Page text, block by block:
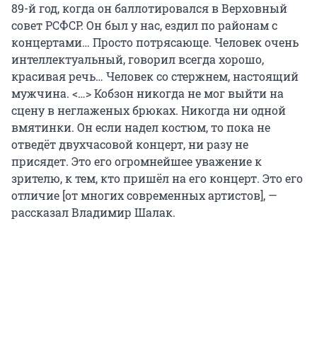
89-й год, когда он баллотировался в Верховный
совет РСФСР. Он был у нас, ездил по районам с
концертами… Просто потрясающе. Человек очень
интеллектуальный, говорил всегда хорошо,
красивая речь… Человек со стержнем, настоящий
мужчина. <…> Кобзон никогда не мог выйти на
сцену в неглаженых брюках. Никогда ни одной
вмятинки. Он если надел костюм, то пока не
отведёт двухчасовой концерт, ни разу не
присядет. Это его огромнейшее уважение к
зрителю, к тем, кто пришёл на его концерт. Это его
отличие [от многих современных артистов], —
рассказал Владимир Шалак.